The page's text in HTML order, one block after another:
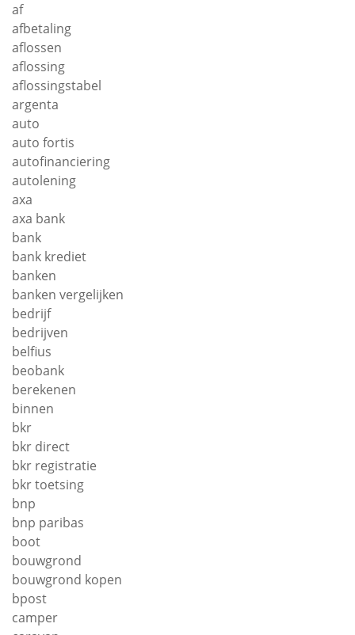
af
afbetaling
aflossen
aflossing
aflossingstabel
argenta
auto
auto fortis
autofinanciering
autolening
axa
axa bank
bank
bank krediet
banken
banken vergelijken
bedrijf
bedrijven
belfius
beobank
berekenen
binnen
bkr
bkr direct
bkr registratie
bkr toetsing
bnp
bnp paribas
boot
bouwgrond
bouwgrond kopen
bpost
camper